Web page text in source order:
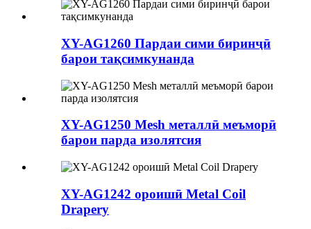
XY-AG1260 Пардаи сими биринҷӣ
барои тақсимкунанда
XY-AG1250 Mesh металлӣ меъморӣ
барои парда изолятсия
XY-AG1242 ороишӣ Metal Coil
Drapery